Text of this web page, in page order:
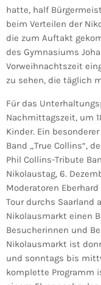
hatte, half
beim Verteilen der
die zum Auftakt
des Gymnasiums
Vorweihnachtszeit
zu sehen, die täglich
Für das
Nachmittagszeit, um
Kinder. Ein
Band „True Collins“,
Phil Collins-Tribute
Nikolaustag, 6.
Moderatoren
Tour durchs Saarland
Nikolausmarkt einen
Besucherinnen und
Nikolausmarkt ist
und sonntags bis
komplette Programm